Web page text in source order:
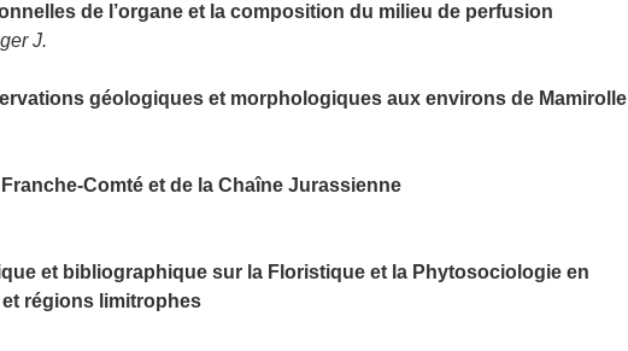
de l’organe et la composition du milieu de perfusion
J.
géologiques et morphologiques aux environs de Mamirolle
Comté et de la Chaîne Jurassienne
et bibliographique sur la Floristique et la Phytosociologie en
et régions limitrophes